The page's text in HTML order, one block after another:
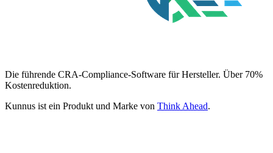
Die führende CRA-Compliance-Software für Hersteller. Über 70%
Kostenreduktion.
Kunnus ist ein Produkt und Marke von Think Ahead.